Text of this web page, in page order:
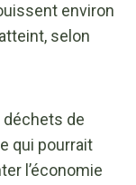
environ
selon
de
qui pourrait
l’économie